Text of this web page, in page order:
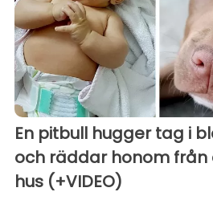
En pitbull hugger tag i
och räddar honom
hus (+VIDEO)